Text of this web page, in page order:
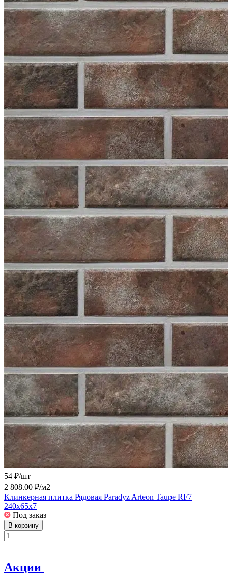
54 ₽/шт
2 808.00 ₽/м2
Клинкерная плитка Рядовая Paradyz Arteon Taupe RF7
240x65x7
Под заказ
В корзину
Акции